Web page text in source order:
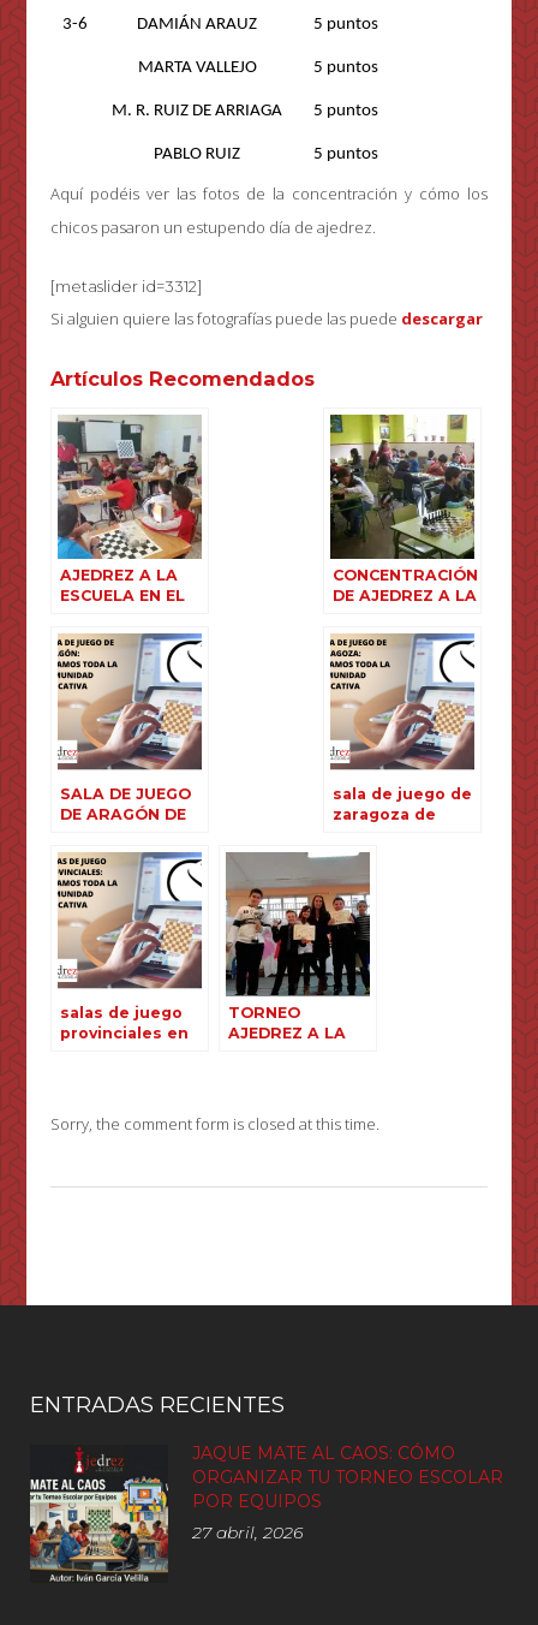
3-6 DAMIÁN ARAUZ 5 puntos
MARTA VALLEJO 5 puntos
M. R. RUIZ DE ARRIAGA 5 puntos
PABLO RUIZ 5 puntos
Aquí podéis ver las fotos de la concentración y cómo los
chicos pasaron un estupendo día de ajedrez.
[metaslider id=3312]
Si alguien quiere las fotografías puede las puede descargar
Artículos Recomendados
AJEDREZ A LA
ESCUELA EN EL
CONCENTRACIÓN
DE AJEDREZ A LA
CALAMOCHA
SALA DE JUEGO
DE ARAGÓN DE
ESCUELA
sala de juego de
zaragoza de
escuela
salas de juego
provinciales en
TORNEO
AJEDREZ A LA
Sorry, the comment form is closed at this time.
ENTRADAS RECIENTES
JAQUE MATE AL CAOS: CÓMO
ORGANIZAR TU TORNEO ESCOLAR
POR EQUIPOS
27 abril, 2026